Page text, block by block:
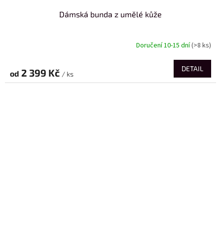
Dámská bunda z umělé kůže
Doručení 10-15 dní(>8 ks)
od 2 399 Kč / ks
DETAIL